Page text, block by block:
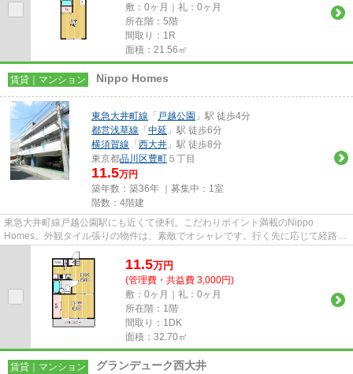
敷：0ヶ月｜礼：0ヶ月
所在階：5階
間取り：1R
面積：21.56㎡
賃貸｜マンション Nippo Homes
東急大井町線 「 戸越公園 」駅 徒歩4分
都営浅草線 「 中延 」駅 徒歩6分
横須賀線 「 西大井 」駅 徒歩8分
東京都品川区豊町 ５丁目
11.5万円
築年数：築36年 ｜募集中： 1室
階数：4階建
東急大井町線戸越公園駅にも近くて便利。こだわりポイント満載のNippo
Homes。外観タイル張りの物件は、素敵でオシャレです。行く先に応じて経路を
選べる、2駅利用可能な物件です。
11.5万円
(管理費・共益費 3,000円)
敷：0ヶ月｜礼：0ヶ月
所在階：1階
間取り：1DK
面積：32.70㎡
賃貸｜マンション グランデューク西大井